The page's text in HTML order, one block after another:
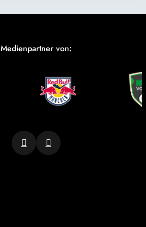
Medienpartner von: